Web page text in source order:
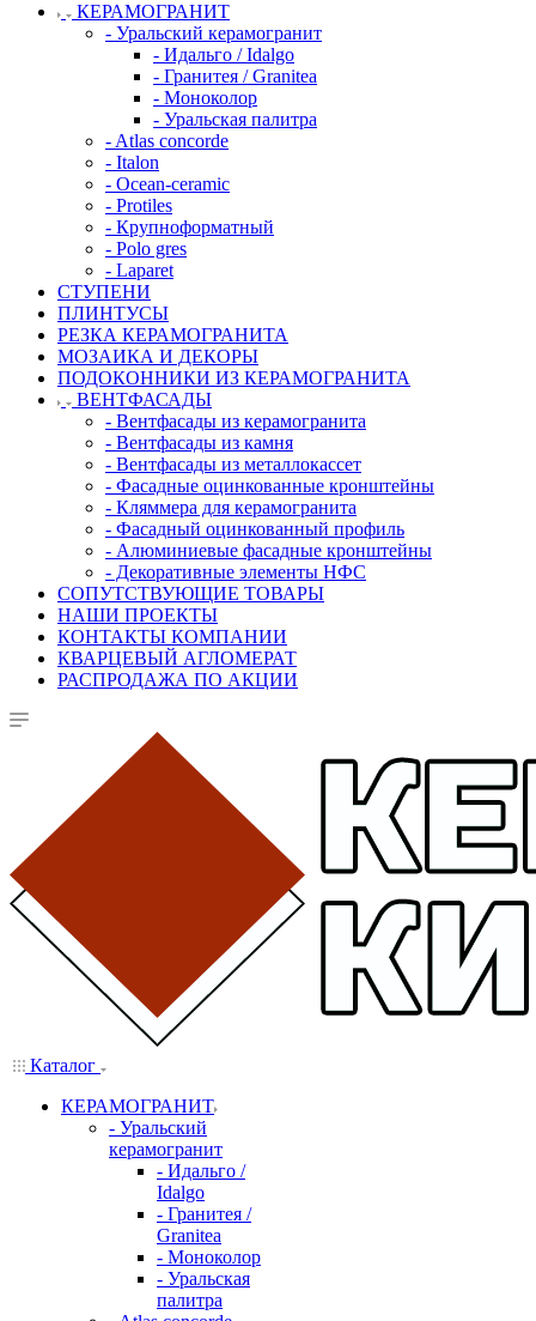
КЕРАМОГРАНИТ
- Уральский керамогранит
- Идальго / Idalgo
- Гранитея / Granitea
- Моноколор
- Уральская палитра
- Atlas concorde
- Italon
- Ocean-ceramic
- Protiles
- Крупноформатный
- Polo gres
- Laparet
СТУПЕНИ
ПЛИНТУСЫ
РЕЗКА КЕРАМОГРАНИТА
МОЗАИКА И ДЕКОРЫ
ПОДОКОННИКИ ИЗ КЕРАМОГРАНИТА
ВЕНТФАСАДЫ
- Вентфасады из керамогранита
- Вентфасады из камня
- Вентфасады из металлокассет
- Фасадные оцинкованные кронштейны
- Кляммера для керамогранита
- Фасадный оцинкованный профиль
- Алюминиевые фасадные кронштейны
- Декоративные элементы НФС
СОПУТСТВУЮЩИЕ ТОВАРЫ
НАШИ ПРОЕКТЫ
КОНТАКТЫ КОМПАНИИ
КВАРЦЕВЫЙ АГЛОМЕРАТ
РАСПРОДАЖА ПО АКЦИИ
Каталог
КЕРАМОГРАНИТ
- Уральский
керамогранит
- Идальго /
Idalgo
- Гранитея /
Granitea
- Моноколор
- Уральская
палитра